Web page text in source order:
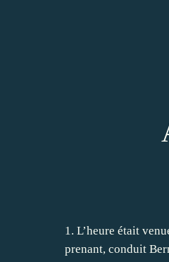
1. L’heure était
prenant, conduit